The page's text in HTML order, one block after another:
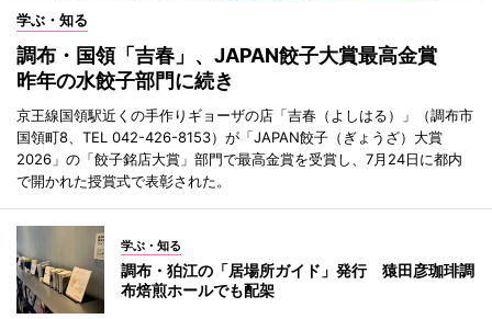
学ぶ・知る
調布・国領「吉春」、JAPAN餃子大賞最高金賞
昨年の水餃子部門に続き
京王線国領駅近くの手作りギョーザの店「吉春（よしはる）」（調布市
国領町8、TEL 042-426-8153）が「JAPAN餃子（ぎょうざ）大賞
2026」の「餃子銘店大賞」部門で最高金賞を受賞し、7月24日に都内
で開かれた授賞式で表彰された。
学ぶ・知る
調布・狛江の「居場所ガイド」発行 猿田彦珈琲調
布焙煎ホールでも配架